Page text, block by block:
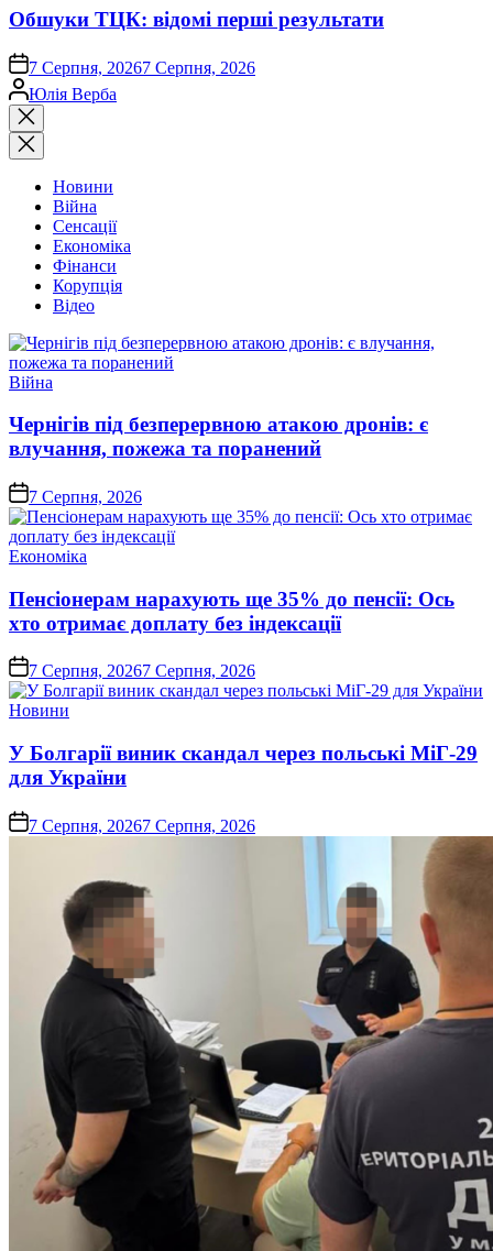
Обшуки ТЦК: відомі перші результати
on 7 Серпня, 20267 Серпня, 2026
Опубліковано
Юлія Верба
Закрити
пошук
Новини
Війна
Сенсації
Економіка
Фінанси
Корупція
Відео
Опублікувати
Війна
Чернігів під безперервною атакою дронів: є
влучання, пожежа та поранений
on 7 Серпня, 2026
Опублікувати
Економіка
Пенсіонерам нарахують ще 35% до пенсії: Ось
хто отримає доплату без індексації
on 7 Серпня, 20267 Серпня, 2026
Опублікувати
Новини
У Болгарії виник скандал через польські МіГ-29
для України
on 7 Серпня, 20267 Серпня, 2026